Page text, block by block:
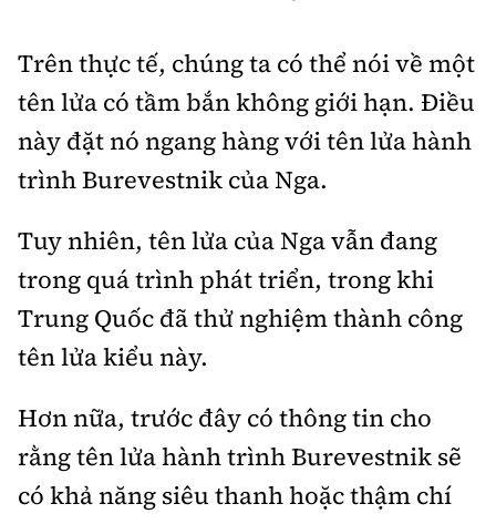
Trên thực tế, chúng ta có thể nói về một
tên lửa có tầm bắn không giới hạn. Điều
này đặt nó ngang hàng với tên lửa hành
trình Burevestnik của Nga.
Tuy nhiên, tên lửa của Nga vẫn đang
trong quá trình phát triển, trong khi
Trung Quốc đã thử nghiệm thành công
tên lửa kiểu này.
Hơn nữa, trước đây có thông tin cho
rằng tên lửa hành trình Burevestnik sẽ
có khả năng siêu thanh hoặc thậm chí